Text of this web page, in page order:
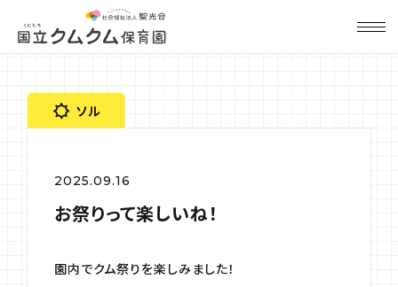
ソル
2025.09.16
お祭りって楽しいね！
園内でクム祭りを楽しみました！